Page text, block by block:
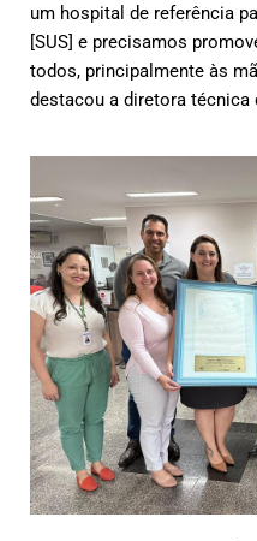
um hospital de referência
[SUS] e precisamos
todos, principalmente às
destacou a diretora técnica